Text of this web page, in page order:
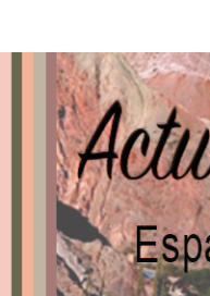
contenido